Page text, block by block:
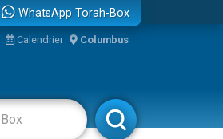
WhatsApp Torah-Box
Calendrier Columbus
Rabbanim